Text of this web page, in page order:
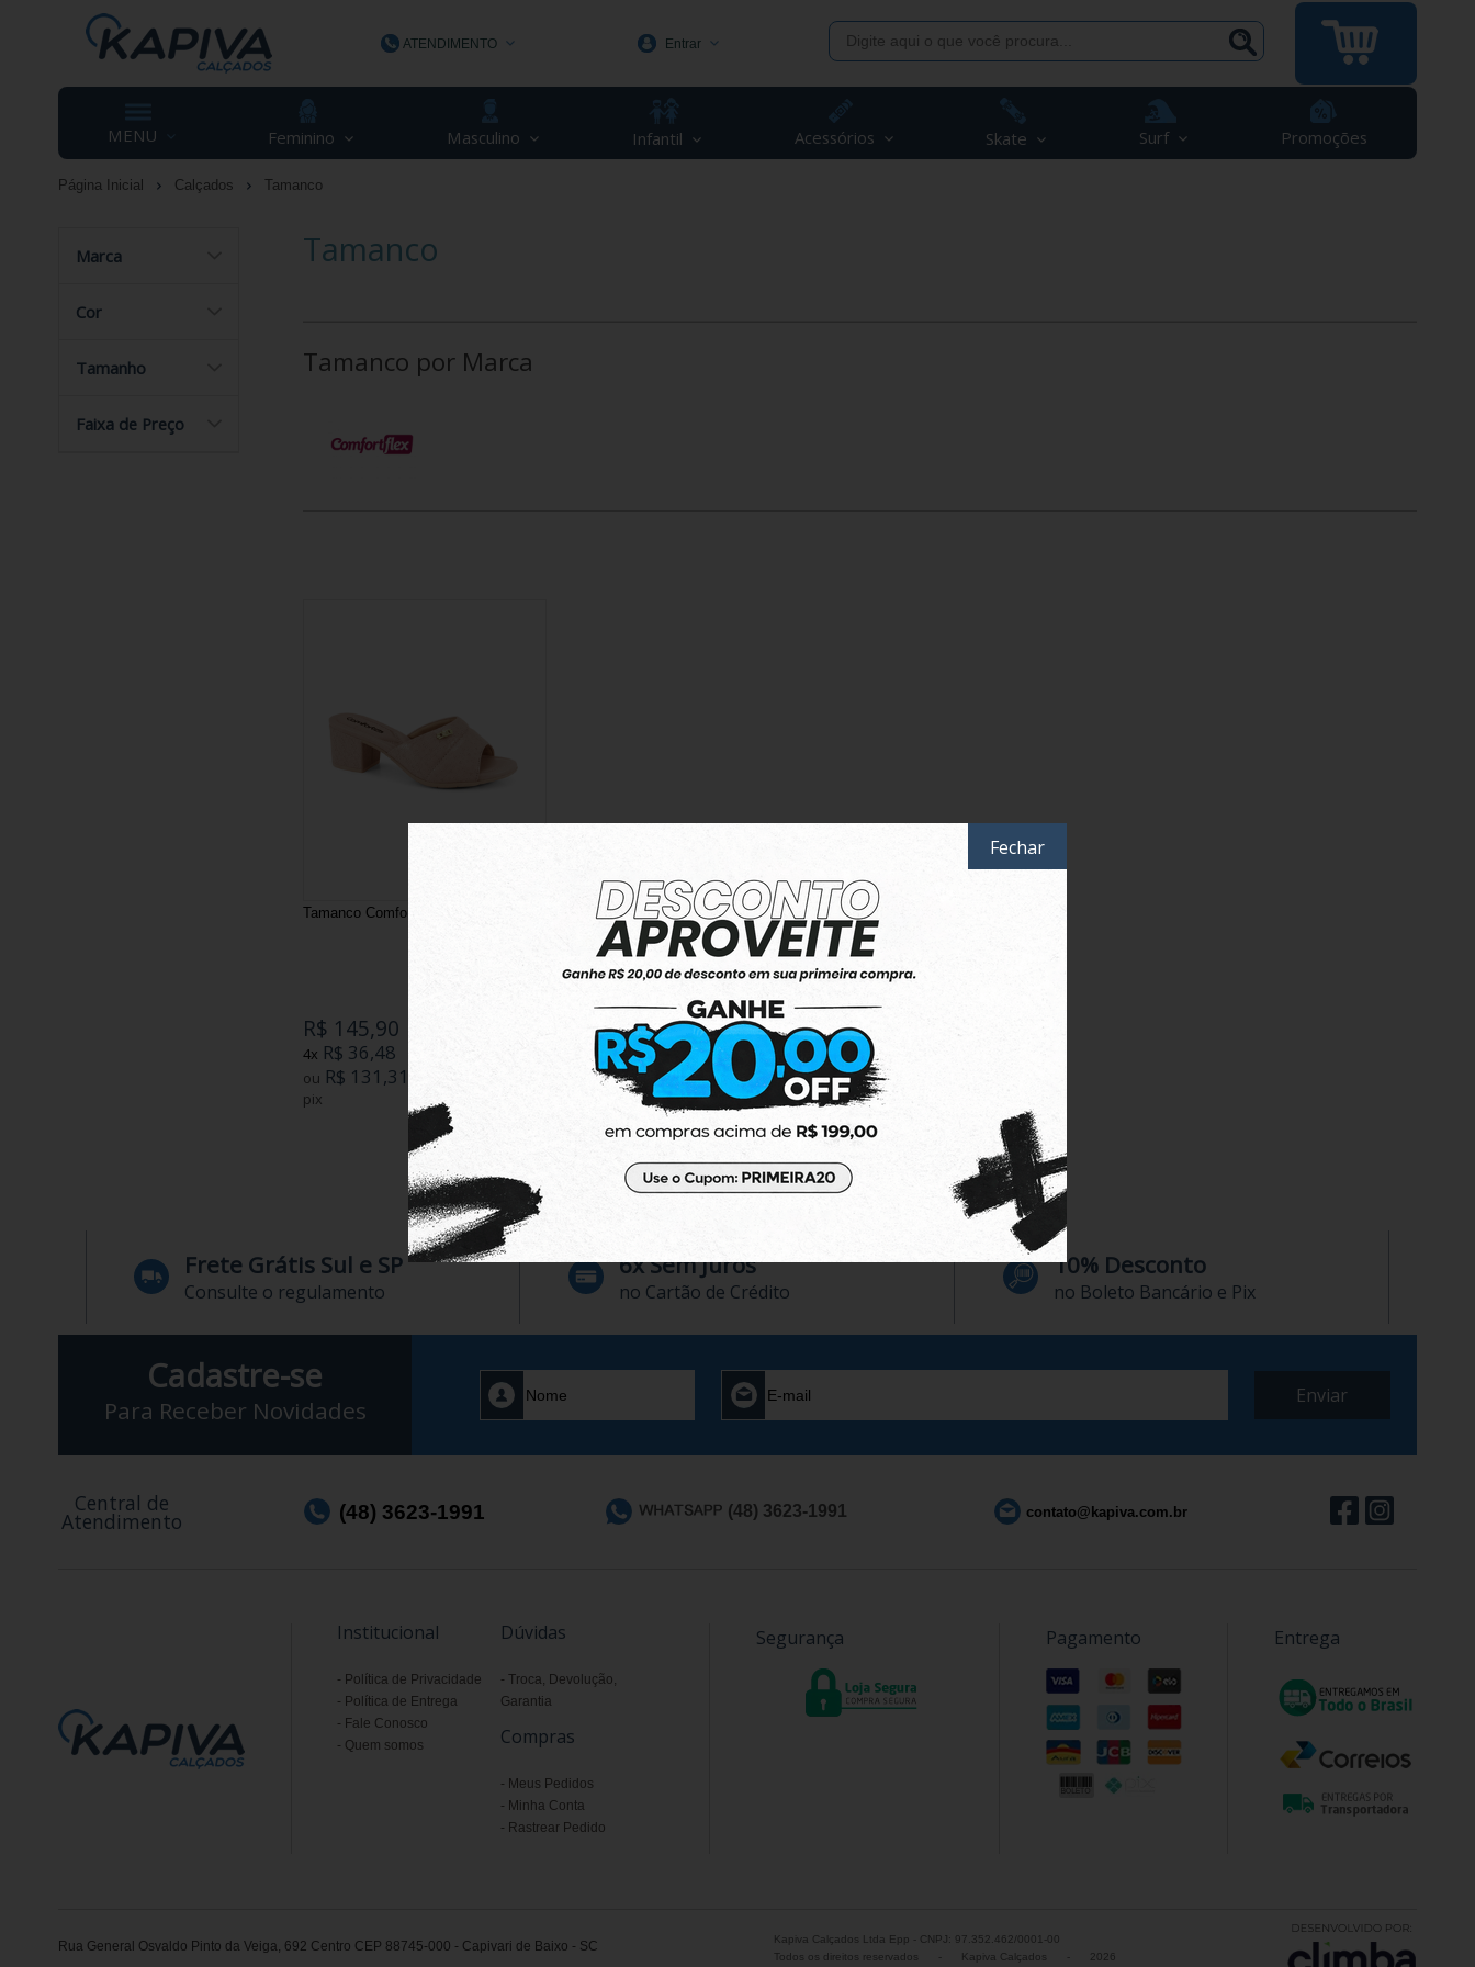
ATENDIMENTO
(48) 3623-1991
Entrar
MENU Feminino Masculino Infantil Acessórios Skate Surf Promoções
Página Inicial Calçados Tamanco
Marca
Cor
Tamanho
Faixa de Preço
Tamanco
Tamanco por Marca
Tamanco Comfortflex Vime Creme
R$ 145,90
4x R$ 36,48
ou R$ 131,31
pix
Frete Grátis Sul e SP
Consulte o regulamento
6x Sem Juros
no Cartão de Crédito
10% Desconto
no Boleto Bancário e Pix
Cadastre-se
Para Receber Novidades
Central de
Atendimento (48) 3623-1991 (48) 3623-1991 contato@kapiva.com.br
Institucional
Política de Privacidade
Política de Entrega
Fale Conosco
Quem somos
Dúvidas
Troca, Devolução,
Garantia
Compras
Meus Pedidos
Minha Conta
Rastrear Pedido
Segurança Pagamento Entrega
Rua General Osvaldo Pinto da Veiga, 692 Centro CEP 88745-000 - Capivari de Baixo - SC
Kapiva Calçados Ltda Epp - CNPJ: 97.352.462/0001-00
Todos os direitos reservados
- Kapiva Calçados - 2026
Fechar